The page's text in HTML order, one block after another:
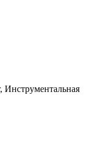
Инструментальная